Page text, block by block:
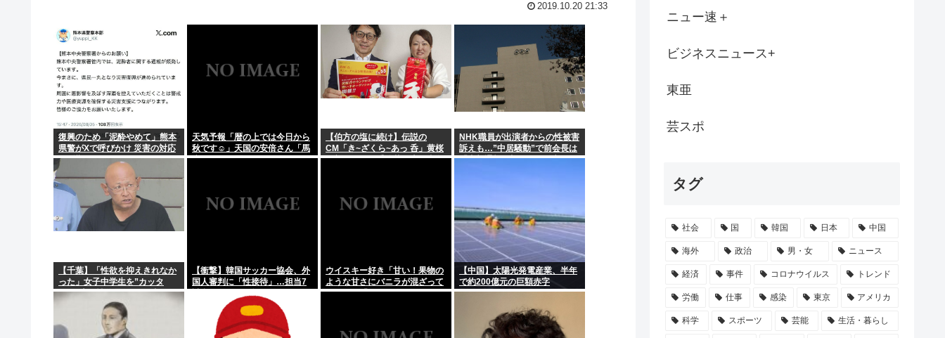
台湾メディア「態度の悪い日本の店員を黙らせる方法」
高市早苗、また経歴にウソが判明
脱衣麻雀でしか得られないときめきってあるよな
【漁業】今年のサンマは少なく小さい 国の研究機関は「これまでにな...
【官僚の初任給は31万2600円】国家公務員給与 3.5%を超え...
【北九州市】「女性が着用している下着を見たかった」コンビニ店内や...
【ヤバい】会社「通勤の交通費5万円ね」俺「…徒歩(0円)で行くか...
嫌儲やってる中学生やけど、ババア（母親）の昼飯が手抜きすぎてキレ...
元ジャンポケ斎藤メンバー、二人殺したクルド人より罰が重くて炎上w...
夏休み全く面白くないんだが
在留カードの更新しに入管に行ったけど父親がぐったいしててこわい要...
安倍晋三がお盆で帰ってくる時に乗ってそうなもの
今度リフォーム業者と打ち合わせするんだけど事前に床下見ておきたい...
にじさんじvtuber、過酷な1日を公開
2019.10.20 21:33
復興のため「泥酔やめて」熊本
県警がXで呼びかけ 災害の対応
に影響
天気予報「暦の上では今日から
秋です☺」天国の安倍さん「馬
鹿みたいな暦だな」
【伯方の塩に続け】伝説の
CM「き~ざくら~あっ 呑」黄桜
の新たな歌い手公募に志願者殺
NHK職員が出演者からの性被害
訴えも…”中居騒動”で前会長は
「内部通報一切ない」発言との
【千葉】「性欲を抑えきれなか
った」女子中学生を”カッタ
ー”で脅し性的暴行か 56歳の男
逮捕 2人に面識なし
【衝撃】韓国サッカー協会、外
国人審判に「性接待」…担当7
試合はまさかの無敗
ウイスキー好き「甘い！果物の
ような甘さにバニラが混ざって
る」わい「はぇー飲んでみる
【中国】太陽光発電産業、半年
で約200億元の巨額赤字
ニュー速＋
ビジネスニュース+
東亜
芸スポ
タグ
社会 国 韓国 日本 中国
海外 政治 男・女 ニュース
経済 事件 コロナウイルス トレンド
労働 仕事 感染 東京 アメリカ
科学 スポーツ 芸能 生活・暮らし